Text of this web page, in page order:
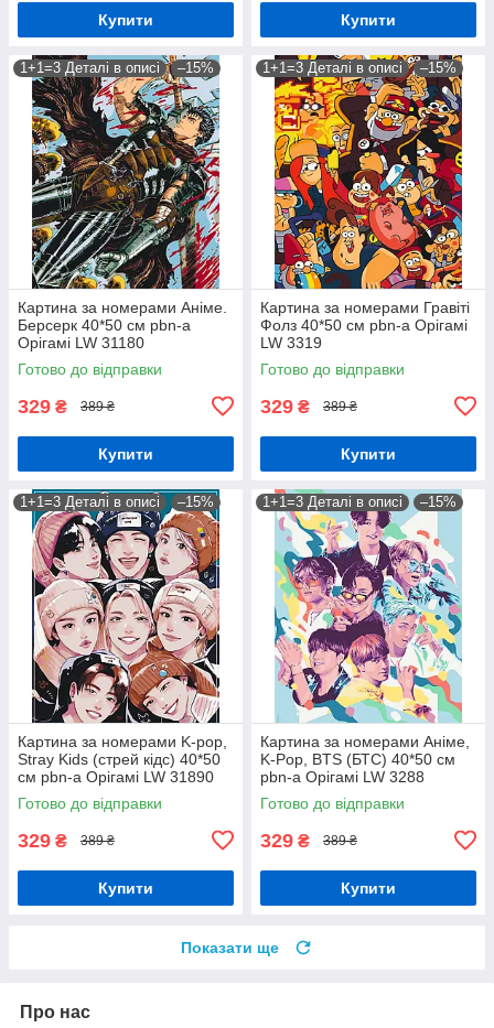
Купити Купити
1+1=3 Деталі в описі –15%
Картина за номерами Аніме.
Берсерк 40*50 см pbn-a
Орігамі LW 31180
Готово до відправки
329 ₴ 389 ₴
Купити
1+1=3 Деталі в описі –15%
Картина за номерами Гравіті
Фолз 40*50 см pbn-a Орігамі
LW 3319
Готово до відправки
329 ₴ 389 ₴
Купити
1+1=3 Деталі в описі –15%
Картина за номерами K-pop,
Stray Kids (стрей кідс) 40*50
см pbn-a Орігамі LW 31890
Готово до відправки
329 ₴ 389 ₴
Купити
1+1=3 Деталі в описі –15%
Картина за номерами Аніме,
K-Pop, BTS (БТС) 40*50 см
pbn-a Орігамі LW 3288
Готово до відправки
329 ₴ 389 ₴
Купити
Показати ще
Про нас